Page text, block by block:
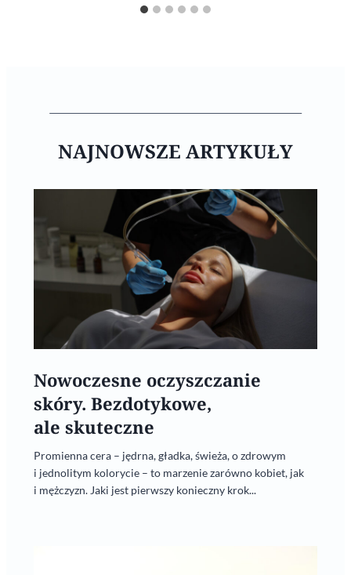
NAJNOWSZE ARTYKUŁY
Nowoczesne oczyszczanie
skóry. Bezdotykowe,
ale skuteczne
Promienna cera – jędrna, gładka, świeża, o zdrowym
i jednolitym kolorycie – to marzenie zarówno kobiet, jak
i mężczyzn. Jaki jest pierwszy konieczny krok...